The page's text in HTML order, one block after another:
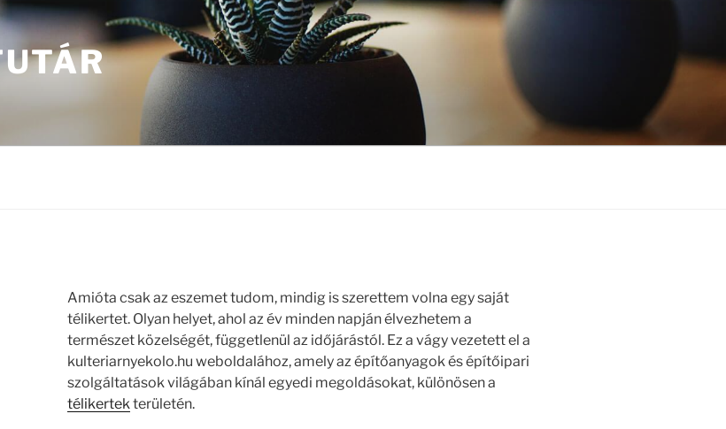
Amióta csak az eszemet tudom, mindig is szerettem volna egy saját
télikertet. Olyan helyet, ahol az év minden napján élvezhetem a
természet közelségét, függetlenül az időjárástól. Ez a vágy vezetett el a
kulteriarnyekolo.hu weboldalához, amely az építőanyagok és építőipari
szolgáltatások világában kínál egyedi megoldásokat, különösen a
télikertekterületén.